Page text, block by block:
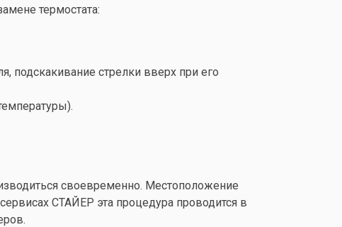
термостата:
подскакивание стрелки вверх при его
своевременно. Местоположение
СТАЙЕР эта процедура проводится в